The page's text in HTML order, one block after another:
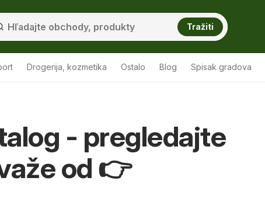
Tražiti
Drogerija, kozmetika Ostalo Blog Spisak gradova
- pregledajte
od 👉